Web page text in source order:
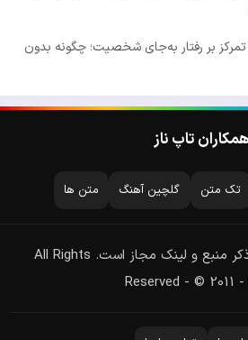
بر رفتار به‌جای شخصیت؛ چگونه بدون
همکاران تاپ ناز
تک متن گلچین آهنگ متن ها
استفاده از مطالب، با ذکر منبع و لینک مجاز است. All Rights
Reserved - © 2011